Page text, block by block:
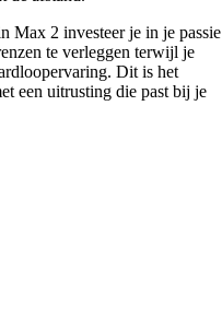
Max 2 investeer je in je passie
te verleggen terwijl je
Dit is het
een uitrusting die past bij je